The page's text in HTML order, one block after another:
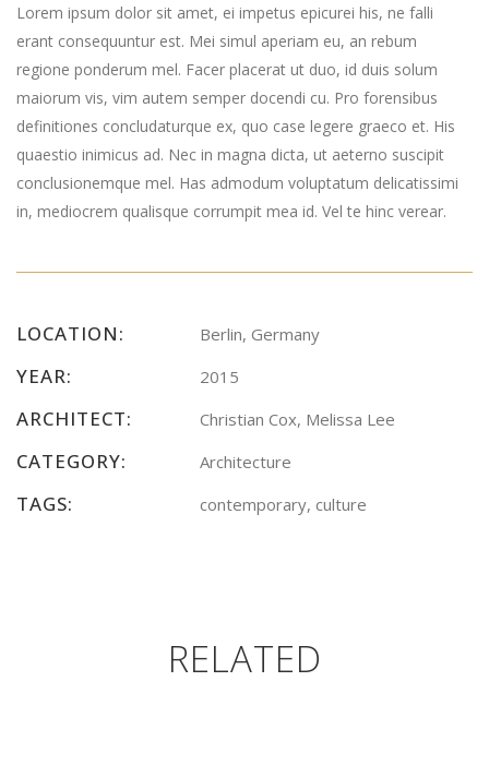
Lorem ipsum dolor sit amet, ei impetus epicurei his, ne falli
erant consequuntur est. Mei simul aperiam eu, an rebum
regione ponderum mel. Facer placerat ut duo, id duis solum
maiorum vis, vim autem semper docendi cu. Pro forensibus
definitiones concludaturque ex, quo case legere graeco et. His
quaestio inimicus ad. Nec in magna dicta, ut aeterno suscipit
conclusionemque mel. Has admodum voluptatum delicatissimi
in, mediocrem qualisque corrumpit mea id. Vel te hinc verear.
LOCATION: Berlin, Germany
YEAR: 2015
ARCHITECT: Christian Cox, Melissa Lee
CATEGORY: Architecture
TAGS: contemporary, culture
RELATED